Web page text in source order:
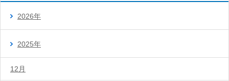
2026年
2025年
12月